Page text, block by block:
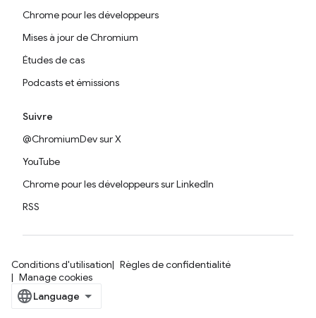
Chrome pour les développeurs
Mises à jour de Chromium
Études de cas
Podcasts et émissions
Suivre
@ChromiumDev sur X
YouTube
Chrome pour les développeurs sur LinkedIn
RSS
Conditions d'utilisation
Règles de confidentialité
Manage cookies